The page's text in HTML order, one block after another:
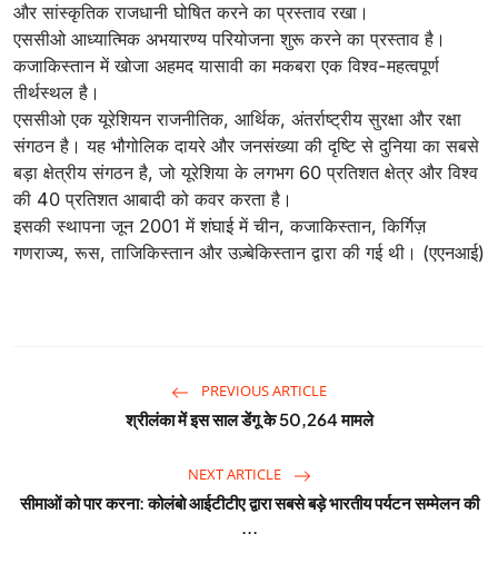
और सांस्कृतिक राजधानी घोषित करने का प्रस्ताव रखा।
एससीओ आध्यात्मिक अभयारण्य परियोजना शुरू करने का प्रस्ताव है।
कजाकिस्तान में खोजा अहमद यासावी का मकबरा एक विश्व-महत्वपूर्ण
तीर्थस्थल है।
एससीओ एक यूरेशियन राजनीतिक, आर्थिक, अंतर्राष्ट्रीय सुरक्षा और रक्षा
संगठन है। यह भौगोलिक दायरे और जनसंख्या की दृष्टि से दुनिया का सबसे
बड़ा क्षेत्रीय संगठन है, जो यूरेशिया के लगभग 60 प्रतिशत क्षेत्र और विश्व
की 40 प्रतिशत आबादी को कवर करता है।
इसकी स्थापना जून 2001 में शंघाई में चीन, कजाकिस्तान, किर्गिज़
गणराज्य, रूस, ताजिकिस्तान और उज़्बेकिस्तान द्वारा की गई थी। (एएनआई)
PREVIOUS ARTICLE
श्रीलंका में इस साल डेंगू के 50,264 मामले
NEXT ARTICLE
सीमाओं को पार करना: कोलंबो आईटीटीए द्वारा सबसे बड़े भारतीय पर्यटन सम्मेलन की
...